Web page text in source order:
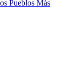
Pueblos Más